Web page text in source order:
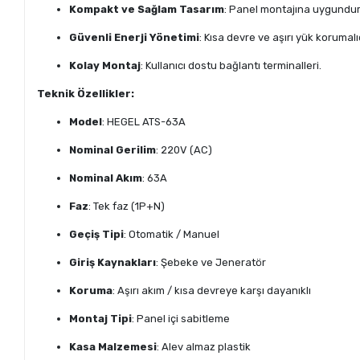
Kompakt ve Sağlam Tasarım: Panel montajına
Güvenli Enerji Yönetimi: Kısa devre ve aşırı yük
Kolay Montaj: Kullanıcı dostu bağlantı terminalleri.
Teknik Özellikler:
Model: HEGEL ATS-63A
Nominal Gerilim: 220V (AC)
Nominal Akım: 63A
Faz: Tek faz (1P+N)
Geçiş Tipi: Otomatik / Manuel
Giriş Kaynakları: Şebeke ve Jeneratör
Koruma: Aşırı akım / kısa devreye karşı dayanıklı
Montaj Tipi: Panel içi sabitleme
Kasa Malzemesi: Alev almaz plastik